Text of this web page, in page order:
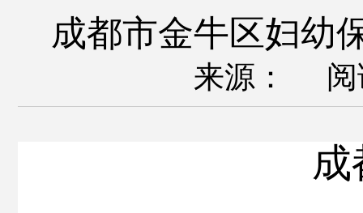
成都市金牛区妇幼
来源： 阅
成